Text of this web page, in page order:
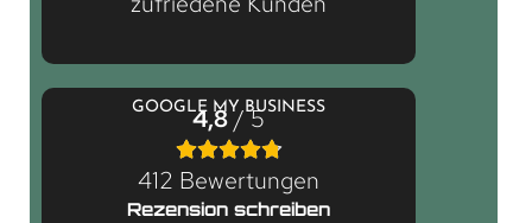
GOOGLE MY BUSINESS
4,8/ 5
412 Bewertungen
Rezension schreiben